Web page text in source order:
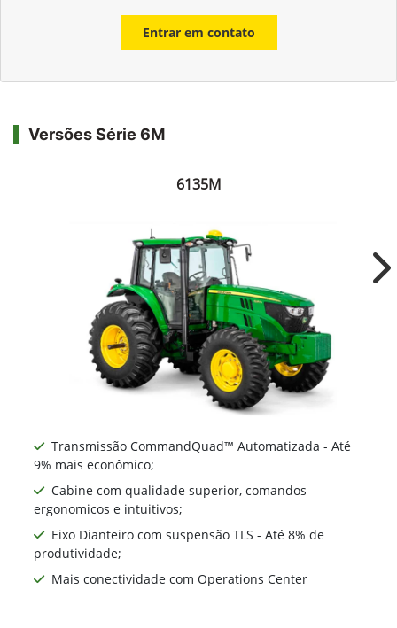
Entrar em contato
Versões Série 6M
6135M
Transmissão CommandQuad™ Automatizada - Até
9% mais econômico;
Cabine com qualidade superior, comandos
ergonomicos e intuitivos;
Eixo Dianteiro com suspensão TLS - Até 8% de
produtividade;
Mais conectividade com Operations Center